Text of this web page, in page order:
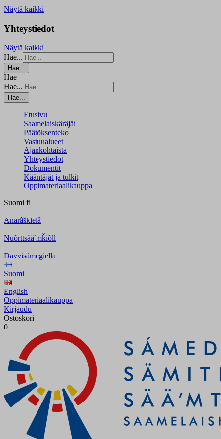
Näytä kaikki
Yhteystiedot
Näytä kaikki
Hae...
Hae...
Hae
Hae...
Hae...
Etusivu
Saamelaiskäräjät
Päätöksenteko
Vastuualueet
Ajankohtaista
Yhteystiedot
Dokumentit
Kääntäjät ja tulkit
Oppimateriaalikauppa
Suomi fi
Anarâškielâ
Nuõrttsääʹmǩiõll
Davvisámegiella
Suomi
English
Oppimateriaalikauppa
Kirjaudu
Ostoskori
0